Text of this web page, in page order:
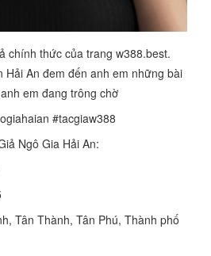
chính thức của trang w388.best.
Hải An đem đến anh em những bài
em đang trông chờ
#tacgiaw388
Ngô Gia Hải An:
Tân Thành, Tân Phú, Thành phố